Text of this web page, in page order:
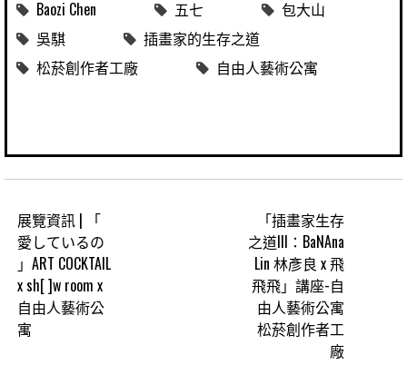
Baozi Chen
五七
包大山
吳騏
插畫家的生存之道
松菸創作者工廠
自由人藝術公寓
展覽資訊 | 「
愛しているの
」ART COCKTAIL
x sh[ ]w room x
自由人藝術公
寓
「插畫家生存
之道III：BaNAna
Lin 林彥良 x 飛
飛飛」講座-自
由人藝術公寓
松菸創作者工
廠